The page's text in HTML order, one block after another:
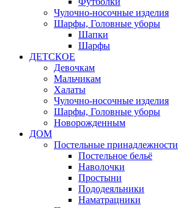
Чулочно-носочные изделия
Шарфы, Головные уборы
Шапки
Шарфы
ДЕТСКОЕ
Девочкам
Мальчикам
Халаты
Чулочно-носочные изделия
Шарфы, Головные уборы
Новорожденным
ДОМ
Постельные принадлежности
Постельное бельё
Наволочки
Простыни
Пододеяльники
Наматрацники